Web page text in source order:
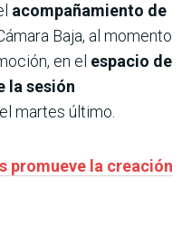
acompañamiento de
Baja, al momento
en el espacio de
la sesión
martes último.
promueve la creación